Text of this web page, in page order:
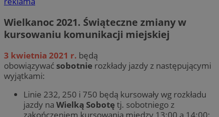
Wielkanoc 2021. Świąteczne zmiany w
kursowaniu komunikacji miejskiej
3 kwietnia 2021 r. będą
obowiązywać sobotnie rozkłady jazdy z następującymi
wyjątkami:
Linie 232, 250 i 750 będą kursowały wg rozkładu
jazdy na Wielką Sobotętj. sobotniego z